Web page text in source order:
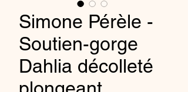
Simone Pérèle -
Soutien-gorge
Dahlia décolleté